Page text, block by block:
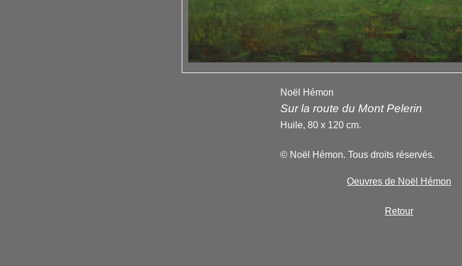
Noël Hémon
Sur la route du Mont Pelerin
Huile, 80 x 120 cm.
© Noël Hémon. Tous droits réservés.
Oeuvres de Noël Hémon
Retour